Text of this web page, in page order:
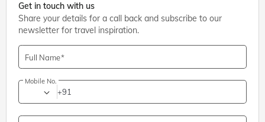
Get in touch with us
Share your details for a call back and subscribe to our
newsletter for travel inspiration.
Full Name
Mobile No.
+91